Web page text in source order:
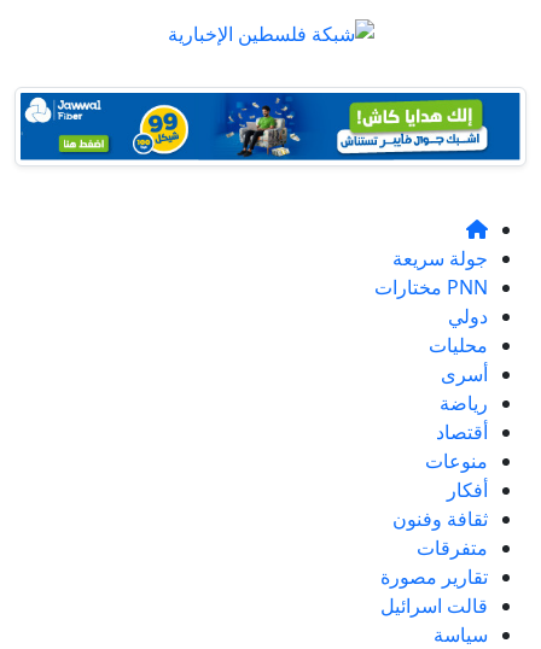
جولة سريعة
PNN مختارات
دولي
محليات
أسرى
رياضة
أقتصاد
منوعات
أفكار
ثقافة وفنون
متفرقات
تقارير مصورة
قالت اسرائيل
سياسة